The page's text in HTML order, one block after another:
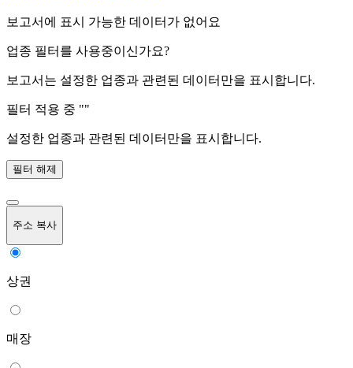
보고서에 표시 가능한 데이터가 없어요
업종 필터를 사용중이신가요?
보고서는 설정한 업종과 관련된 데이터만을 표시합니다.
필터 적용 중 ""
설정한 업종과 관련된 데이터만을 표시합니다.
필터 해제
주소 복사
상권
매장